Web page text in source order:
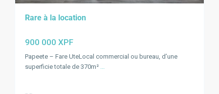
Rare à la location
900 000 XPF
Papeete – Fare UteLocal commercial ou bureau, d’une
superficie totale de 370m² ...